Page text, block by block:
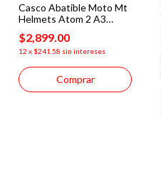
Casco Abatible Moto Mt
Helmets Atom 2 A3
Ece2206 Reflex
$2,899.00
12 x $241.58 sin intereses
Comprar